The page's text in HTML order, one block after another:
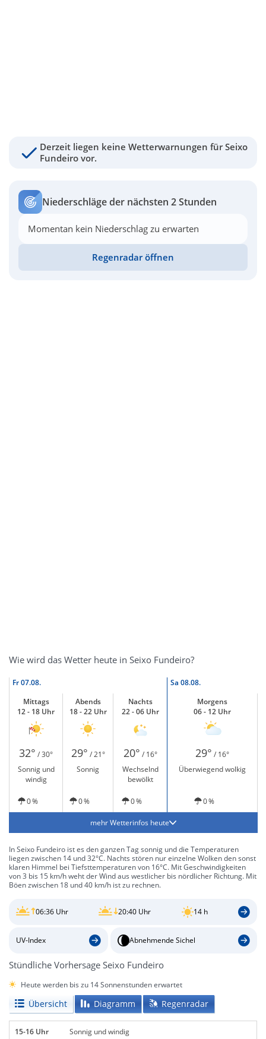
Derzeit liegen keine Wetterwarnungen für Seixo
Fundeiro vor.
Niederschläge der nächsten 2 Stunden
Momentan kein Niederschlag zu erwarten
Regenradar öffnen
Wie wird das Wetter heute in Seixo Fundeiro?
Fr07.08. Sa 08.08.
Mittags
12 - 18 Uhr
Abends
18 - 22 Uhr
Nachts
22 - 06 Uhr
Morgens
06 - 12 Uhr
32° / 30° 29° / 21° 20° / 16° 29° / 16°
Sonnig und
windig
Sonnig
Wechselnd
bewölkt
Überwiegend wolkig
0 % 0 % 0 % 0 %
mehr Wetterinfos heute
In Seixo Fundeiro ist es den ganzen Tag sonnig und die Temperaturen
liegen zwischen 14 und 32°C. Nachts stören nur einzelne Wolken den sonst
klaren Himmel bei Tiefsttemperaturen von 16°C. Mit Geschwindigkeiten
von 3 bis 15 km/h weht der Wind aus westlicher bis nördlicher Richtung. Mit
Böen zwischen 18 und 40 km/h ist zu rechnen.
06:36 Uhr 20:40 Uhr 14 h
UV-Index Abnehmende Sichel
Stündliche Vorhersage Seixo Fundeiro
Heute werden bis zu 14 Sonnenstunden erwartet
Übersicht Diagramm Regenradar
15-16 Uhr Sonnig und windig